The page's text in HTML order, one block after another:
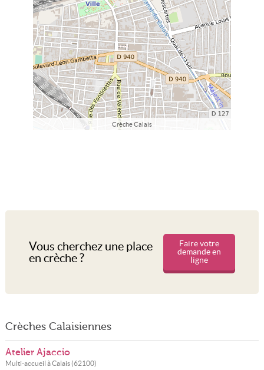
Crèche Calais
Vous cherchez une place
en crèche ?
Faire votre
demande en
ligne
Crèches Calaisiennes
Atelier Ajaccio
Multi-accueil àCalais(62100)